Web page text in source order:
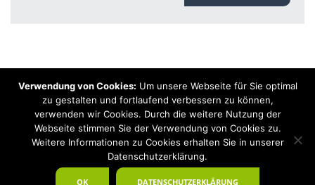
Hinweis: Trotz zahlreicher Studien, die einen Zusammenhang zwischen
Elektrosmog und gesundheitlichen Problemen aufzeigen, ist es von der
praktischen Schulmedizin bisher wissenschaftlich nicht anerkannt, dass
Elektrosmog und Erdstrahlen gesundheitliche Auswirkungen haben können.
Ähnliches galt auch über Jahrzehnte für die Akkupunktur und die
Homöopathie. Sie suchen einen Baubiologen? Baubiologe Baldermnn - Ihr
Spezialist für gesunden Schlaf!
Verwendung von Cookies: Um unsere Webseite für Sie optimal
zu gestalten und fortlaufend verbessern zu können,
verwenden wir Cookies. Durch die weitere Nutzung der
Webseite stimmen Sie der Verwendung von Cookies zu.
Weitere Informationen zu Cookies erhalten Sie in unserer
Datenschutzerklärung.
OK DATENSCHUTZERKLÄRUNG